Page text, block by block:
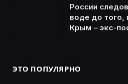
России
воде до того,
Крым – экс-
ЭТО ПОПУЛЯРНО